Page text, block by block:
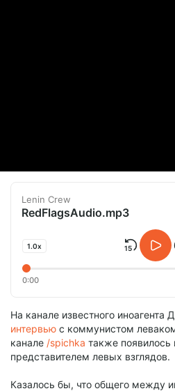
Lenin Crew
RedFlagsAudio.mp3
1.0x
0:00
На канале известного
интервью с коммунистом
канале /spichka также появилось
представителем левых взглядов.
Казалось бы, что общего между